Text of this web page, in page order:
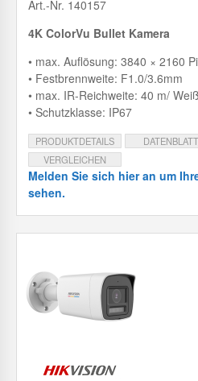
Art.-Nr. 140157
4K ColorVu Bullet Kamera
• max. Auflösung: 3840 × 2160
• Festbrennweite: F1.0/3.6mm
• max. IR-Reichweite: 40 m/
• Schutzklasse: IP67
PRODUKTDETAILS
DATENBLATT
VERGLEICHEN
Melden Sie sich hier an um
sehen.